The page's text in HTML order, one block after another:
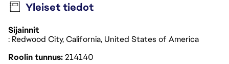
Yleiset tiedot
Sijainnit
: Redwood City, California, United States of America
Roolin tunnus214140